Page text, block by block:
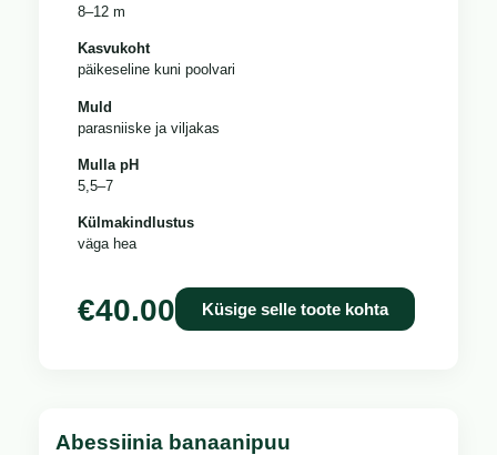
8–12 m
Kasvukoht
päikeseline kuni poolvari
Muld
parasniiske ja viljakas
Mulla pH
5,5–7
Külmakindlustus
väga hea
€40.00 Küsige selle toote kohta
Abessiinia banaanipuu